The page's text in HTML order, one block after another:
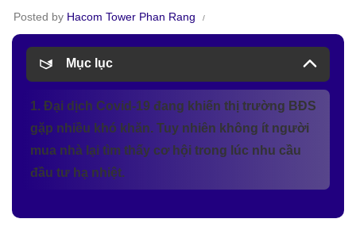
Posted by Hacom Tower Phan Rang
Mục lục
1. Đại dịch Covid-19 đang khiến thị trường BĐS
gặp nhiều khó khăn. Tuy nhiên không ít người
mua nhà lại tìm thấy cơ hội trong lúc nhu cầu
đầu tư hạ nhiệt.